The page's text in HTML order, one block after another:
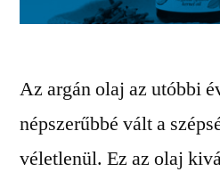
Az argán olaj az utóbbi
népszerűbbé vált a
véletlenül. Ez az olaj